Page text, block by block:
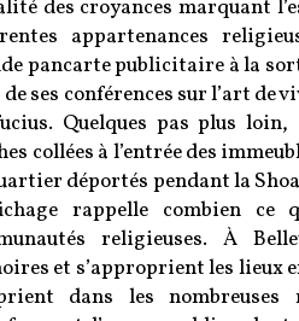
des croyances marquant
appartenances
pancarte publicitaire à la
ses conférences sur l’art de
Quelques pas plus
collées à l’entrée des
déportés pendant la
rappelle combien
religieuses. À
et s’approprient les lieux
dans les nombreuses